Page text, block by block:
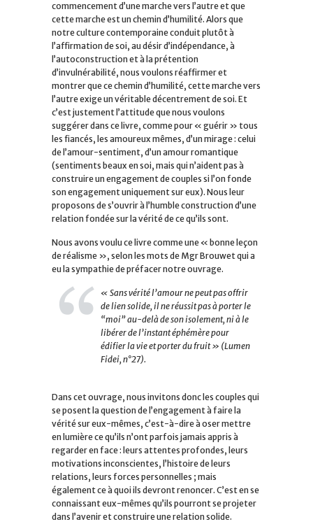
commencement d’une marche vers l’autre et que
cette marche est un chemin d’humilité. Alors que
notre culture contemporaine conduit plutôt à
l’affirmation de soi, au désir d’indépendance, à
l’autoconstruction et à la prétention
d’invulnérabilité, nous voulons réaffirmer et
montrer que ce chemin d’humilité, cette marche vers
l’autre exige un véritable décentrement de soi. Et
c’est justement l’attitude que nous voulons
suggérer dans ce livre, comme pour « guérir » tous
les fiancés, les amoureux mêmes, d’un mirage : celui
de l’amour-sentiment, d’un amour romantique
(sentiments beaux en soi, mais qui n’aident pas à
construire un engagement de couples si l’on fonde
son engagement uniquement sur eux). Nous leur
proposons de s’ouvrir à l’humble construction d’une
relation fondée sur la vérité de ce qu’ils sont.
Nous avons voulu ce livre comme une « bonne leçon
de réalisme », selon les mots de Mgr Brouwet qui a
eu la sympathie de préfacer notre ouvrage.
« Sans vérité l’amour ne peut pas offrir
de lien solide, il ne réussit pas à porter le
“moi” au-delà de son isolement, ni à le
libérer de l’instant éphémère pour
édifier la vie et porter du fruit » (Lumen
Fidei, n°27).
Dans cet ouvrage, nous invitons donc les couples qui
se posent la question de l’engagement à faire la
vérité sur eux-mêmes, c’est-à-dire à oser mettre
en lumière ce qu’ils n’ont parfois jamais appris à
regarder en face : leurs attentes profondes, leurs
motivations inconscientes, l’histoire de leurs
relations, leurs forces personnelles ; mais
également ce à quoi ils devront renoncer. C’est en se
connaissant eux-mêmes qu’ils pourront se projeter
dans l’avenir et construire une relation solide.